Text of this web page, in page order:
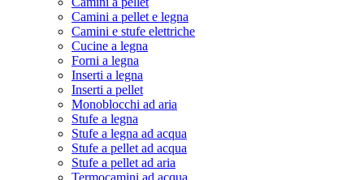
Camini a pellet e legna
Camini e stufe elettriche
Cucine a legna
Forni a legna
Inserti a legna
Inserti a pellet
Monoblocchi ad aria
Stufe a legna
Stufe a legna ad acqua
Stufe a pellet ad acqua
Stufe a pellet ad aria
Termocamini ad acqua